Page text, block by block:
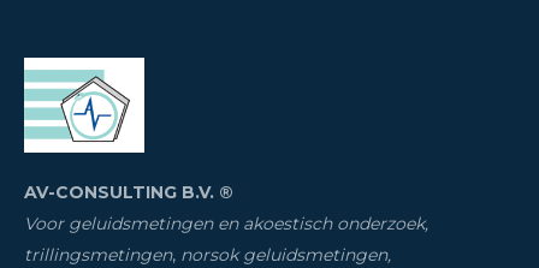
AV-CONSULTING B.V. ®
Voor geluidsmetingen en akoestisch onderzoek,
trillingsmetingen, norsok geluidsmetingen,